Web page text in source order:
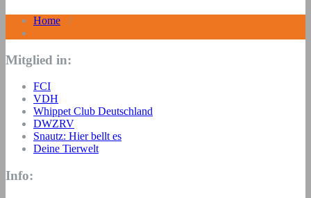
Home /
Mitglied in:
FCI
VDH
Whippet Club Deutschland
DWZRV
Snautz: Hier bellt es
Deine Tierwelt
Info: